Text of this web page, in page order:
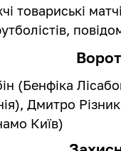
товариські
(Бенфіка
Дмитро
Київ)